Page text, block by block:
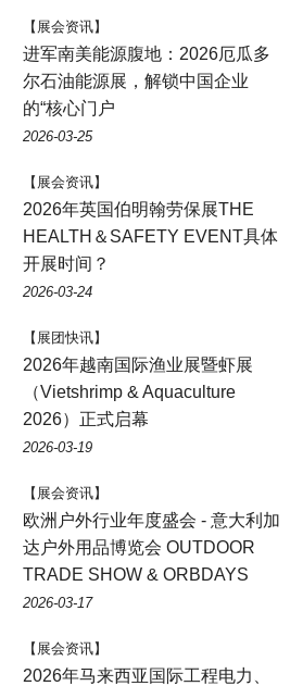
【展会资讯】
进军南美能源腹地：2026厄瓜多
尔石油能源展，解锁中国企业
的“核心门户
2026-03-25
【展会资讯】
2026年英国伯明翰劳保展THE
HEALTH＆SAFETY EVENT具体
开展时间？
2026-03-24
【展团快讯】
2026年越南国际渔业展暨虾展
（Vietshrimp & Aquaculture
2026）正式启幕
2026-03-19
【展会资讯】
欧洲户外行业年度盛会 - 意大利加
达户外用品博览会 OUTDOOR
TRADE SHOW & ORBDAYS
2026-03-17
【展会资讯】
2026年马来西亚国际工程电力、